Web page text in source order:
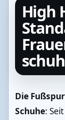
High
Die
Schuhe: